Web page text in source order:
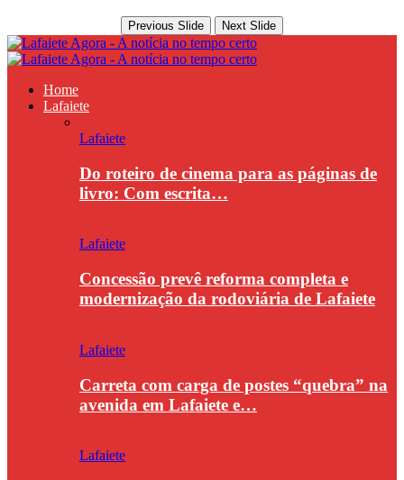
Previous Slide Next Slide
Home
Lafaiete
Lafaiete
Do roteiro de cinema para as páginas de
livro: Com escrita…
Lafaiete
Concessão prevê reforma completa e
modernização da rodoviária de Lafaiete
Lafaiete
Carreta com carga de postes “quebra” na
avenida em Lafaiete e…
Lafaiete